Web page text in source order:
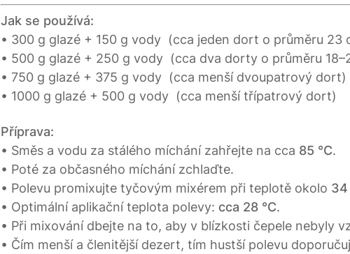
Jak se používá:
• 300 g glazé + 150 g vody (cca jeden dort o průměru 23
• 500 g glazé + 250 g vody (cca dva dorty o průměru
• 750 g glazé + 375 g vody (cca menší dvoupatrový dort)
• 1000 g glazé + 500 g vody (cca menší třípatrový dort)
Příprava:
• Směs a vodu za stálého míchání zahřejte na cca 85 °C.
• Poté za občasného míchání zchlaďte.
• Polevu promixujte tyčovým mixérem při teplotě okolo 34
• Optimální aplikační teplota polevy: cca 28 °C.
• Při mixování dbejte na to, aby v blízkosti čepele nebyly
• Čím menší a členitější dezert, tím hustší polevu